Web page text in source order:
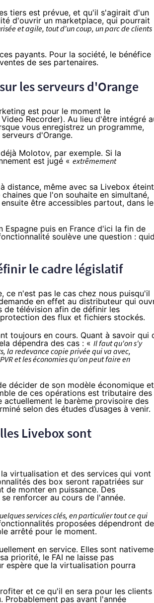
tiers est prévue, et qu'il s'agirait d'un
d'ouvrir un marketplace, qui pourrait
et agile, tout d'un coup, un parc de clients
payants. Pour la société, le bénéfice
de ses partenaires.
les serveurs d'Orange
est pour le moment le
Recorder). Au lieu d'être intégré
vous enregistrez un programme,
d'Orange.
Molotov, par exemple. Si la
est jugé « extrêmement
distance, même avec sa Livebox
que l'on souhaite en simultané,
être accessibles partout, dans
Espagne puis en France d'ici la fin de
soulève une question :
le cadre législatif
ce n'est pas le cas chez nous puisqu'il
en effet au distributeur qui
de télévision afin de définir les
des flux et fichiers stockés.
toujours en cours. Quant à savoir qui
dépendra des cas : « Il faut qu'on s'y
la redevance copie privée qui va avec,
et les économies qu'on peut faire en
décider de son modèle économique et
de ces opérations est tributaire des
actuellement le barème provisoire des
selon des études d’usages à venir.
Liveboxsont
virtualisation et des services qui vont
des box seront rapatriées sur
de monter en puissance. Des
renforcer au cours de l'année.
services clés, en particulier tout ce qui
proposées dépendront
arrêté pour le moment.
en service. Elles sont
priorité, le FAI ne laisse pas
espère que la virtualisation pourra
et ce qu'il en sera pour les clients
Probablement pas avant l'année